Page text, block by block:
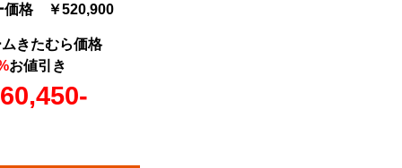
価格 ￥520,900
きたむら価格
お値引き